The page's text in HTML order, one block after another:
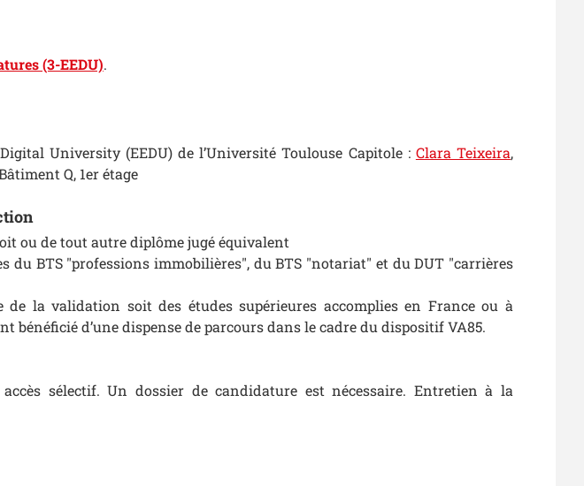
(3-EEDU).
University (EEDU) de l’Université Toulouse Capitole : Clara Teixeira,
Q, 1er étage
ou de tout autre diplôme jugé équivalent
du BTS "professions immobilières", du BTS "notariat" et du DUT "carrières
de la validation soit des études supérieures accomplies en France ou à
bénéficié d’une dispense de parcours dans le cadre du dispositif VA85.
sélectif. Un dossier de candidature est nécessaire. Entretien à la